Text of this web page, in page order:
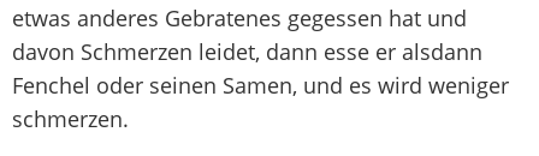
etwas anderes Gebratenes gegessen hat und
davon Schmerzen leidet, dann esse er alsdann
Fenchel oder seinen Samen, und es wird weniger
schmerzen.